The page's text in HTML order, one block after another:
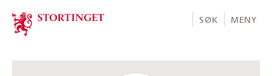
Stortinget.no
SØK MENY